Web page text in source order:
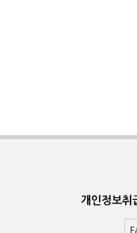
개인정보취